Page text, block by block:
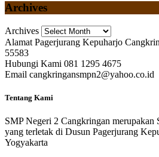
Archives
Archives
Alamat Pagerjurang Kepuharjo
55583
Hubungi Kami 081 1295 4675
Email cangkringansmpn2@yahoo.co.id
Tentang Kami
SMP Negeri 2 Cangkringan merupakan
yang terletak di Dusun Pagerjurang
Yogyakarta